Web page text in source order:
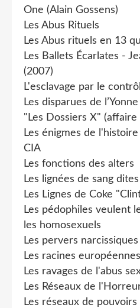
One (Alain Gossens)
Les Abus Rituels
Les Abus rituels en 13
Les Ballets Écarlates -
(2007)
L'esclavage par le
Les disparues de
"Les Dossiers X"
Les énigmes de
CIA
Les fonctions des alters
Les lignées de sang
Les Lignes de Coke
Les pédophiles veulent
les homosexuels
Les pervers narcissiques
Les racines
Les ravages de l'abus
Les Réseaux de
Les réseaux de